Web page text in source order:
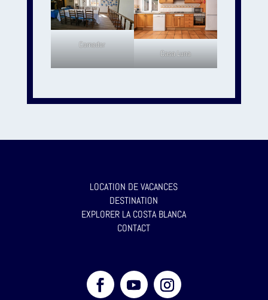
Comedor
Casa Luna
LOCATION DE VACANCES
DESTINATION
EXPLORER LA COSTA BLANCA
CONTACT